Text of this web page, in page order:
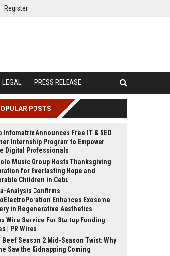
Register
LEGAL PRESS RELEASE
POSTS
Infomatrix Announces Free IT & SEO
Internship Program to Empower
Digital Professionals
Music Group Hosts Thanksgiving
for Everlasting Hope and
Children in Cebu
Analysis Confirms
Enhances Exosome
in Regenerative Aesthetics
Wire Service For Startup Funding
| PR Wires
Beef Season 2 Mid-Season Twist: Why
Saw the Kidnapping Coming